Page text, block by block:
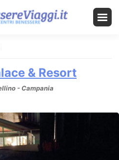
& Resort
- Campania